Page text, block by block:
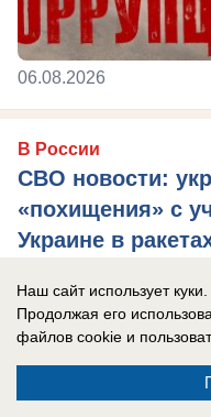
06.08.2026
В России
СВО новости:
«похищения» с
Украине в
Донца
Главные новости
года.
Наш сайт использует куки.
Продолжая его
файлов cookie и